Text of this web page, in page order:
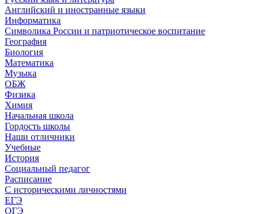
Английский и иностранные языки
Информатика
Символика России и патриотическое воспитание
География
Биология
Математика
Музыка
ОБЖ
Физика
Химия
Начальная школа
Гордость школы
Наши отличники
Учебные
История
Социальный педагог
Расписание
С историческими личностями
ЕГЭ
ОГЭ